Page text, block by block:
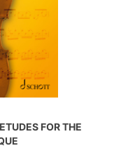
FOR THE